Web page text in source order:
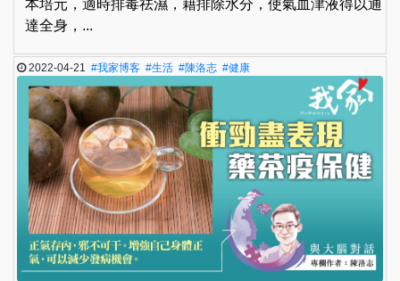
本培元，適時排毒祛濕，藉排除水分，使氣血津液得以通
達全身，...
2022-04-21#我家博客 #生活 #陳洛志 #健康